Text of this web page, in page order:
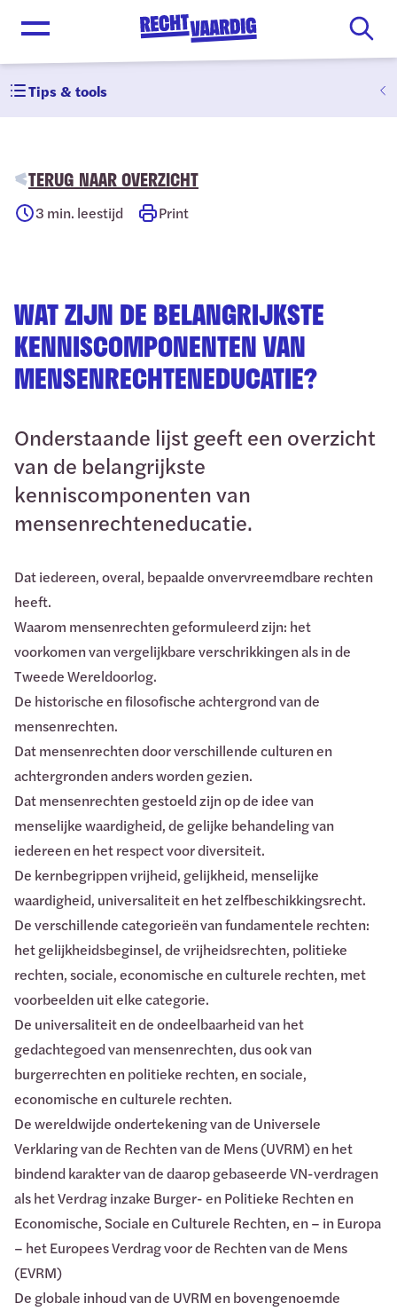
Open menu
TERUG NAAR OVERZICHT
3 min. leestijd Print
WAT ZIJN DE BELANGRIJKSTE
KENNISCOMPONENTEN VAN
MENSENRECHTENEDUCATIE?
Onderstaande lijst geeft een overzicht
van de belangrijkste
kenniscomponenten van
mensenrechteneducatie.
Dat iedereen, overal, bepaalde onvervreemdbare rechten
heeft.
Waarom mensenrechten geformuleerd zijn: het
voorkomen van vergelijkbare verschrikkingen als in de
Tweede Wereldoorlog.
De historische en filosofische achtergrond van de
mensenrechten.
Dat mensenrechten door verschillende culturen en
achtergronden anders worden gezien.
Dat mensenrechten gestoeld zijn op de idee van
menselijke waardigheid, de gelijke behandeling van
iedereen en het respect voor diversiteit.
De kernbegrippen vrijheid, gelijkheid, menselijke
waardigheid, universaliteit en het zelfbeschikkingsrecht.
De verschillende categorieën van fundamentele rechten:
het gelijkheidsbeginsel, de vrijheidsrechten, politieke
rechten, sociale, economische en culturele rechten, met
voorbeelden uit elke categorie.
De universaliteit en de ondeelbaarheid van het
gedachtegoed van mensenrechten, dus ook van
burgerrechten en politieke rechten, en sociale,
economische en culturele rechten.
De wereldwijde ondertekening van de Universele
Verklaring van de Rechten van de Mens (UVRM) en het
bindend karakter van de daarop gebaseerde VN-verdragen
als het Verdrag inzake Burger- en Politieke Rechten en
Economische, Sociale en Culturele Rechten, en – in Europa
– het Europees Verdrag voor de Rechten van de Mens
(EVRM)
De globale inhoud van de UVRM en bovengenoemde
Tips & tools